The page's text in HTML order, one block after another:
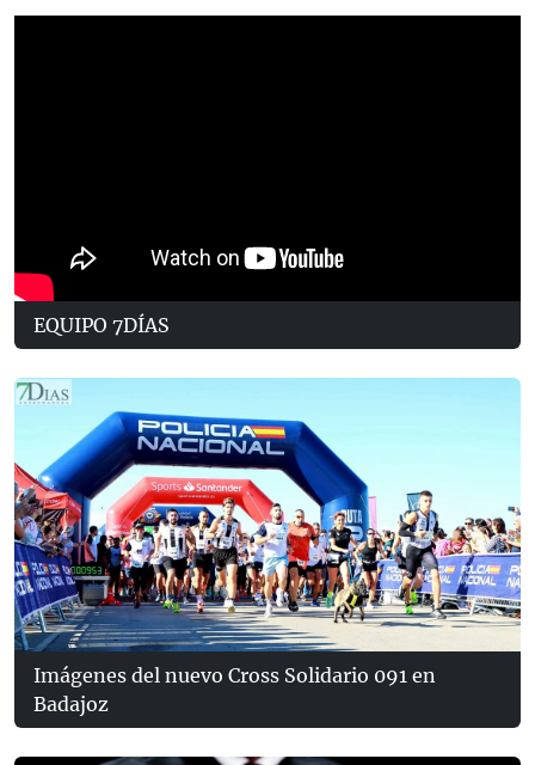
EQUIPO 7DÍAS
Imágenes del nuevo Cross Solidario 091 en
Badajoz